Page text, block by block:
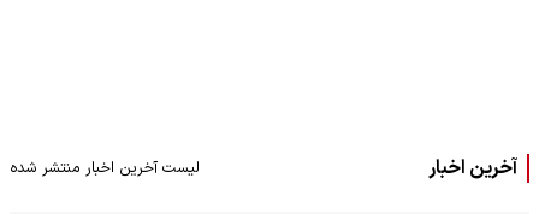
آخرین اخبار لیست آخرین اخبار منتشر شده